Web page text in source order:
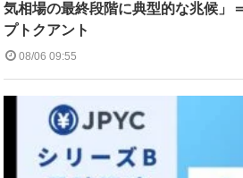
気相場の最終段階に典型的な兆候」
プトクアント
08/06 09:55